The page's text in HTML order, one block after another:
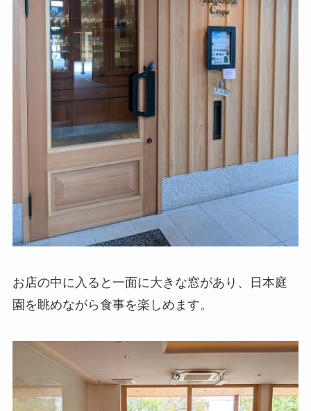
お店の中に入ると一面に大きな窓があり、日本庭
園を眺めながら食事を楽しめます。